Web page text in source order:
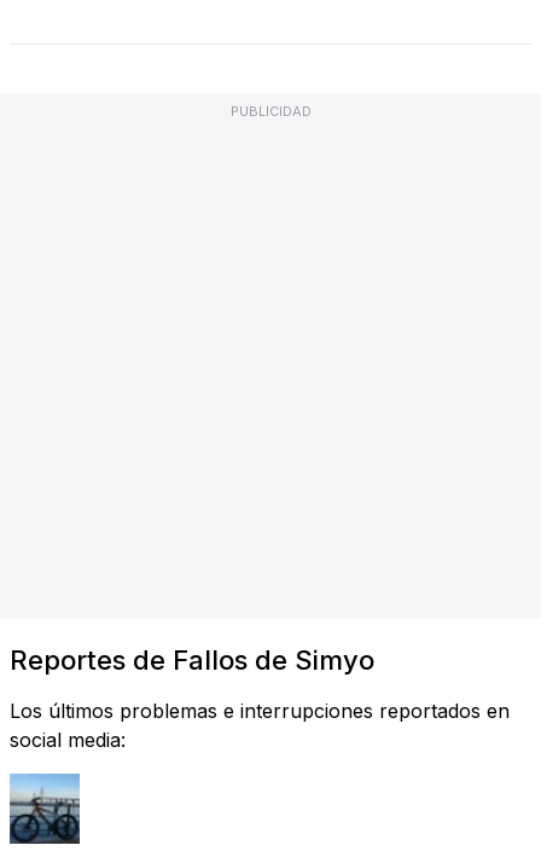
PUBLICIDAD
Reportes de Fallos de Simyo
Los últimos problemas e interrupciones reportados en
social media: